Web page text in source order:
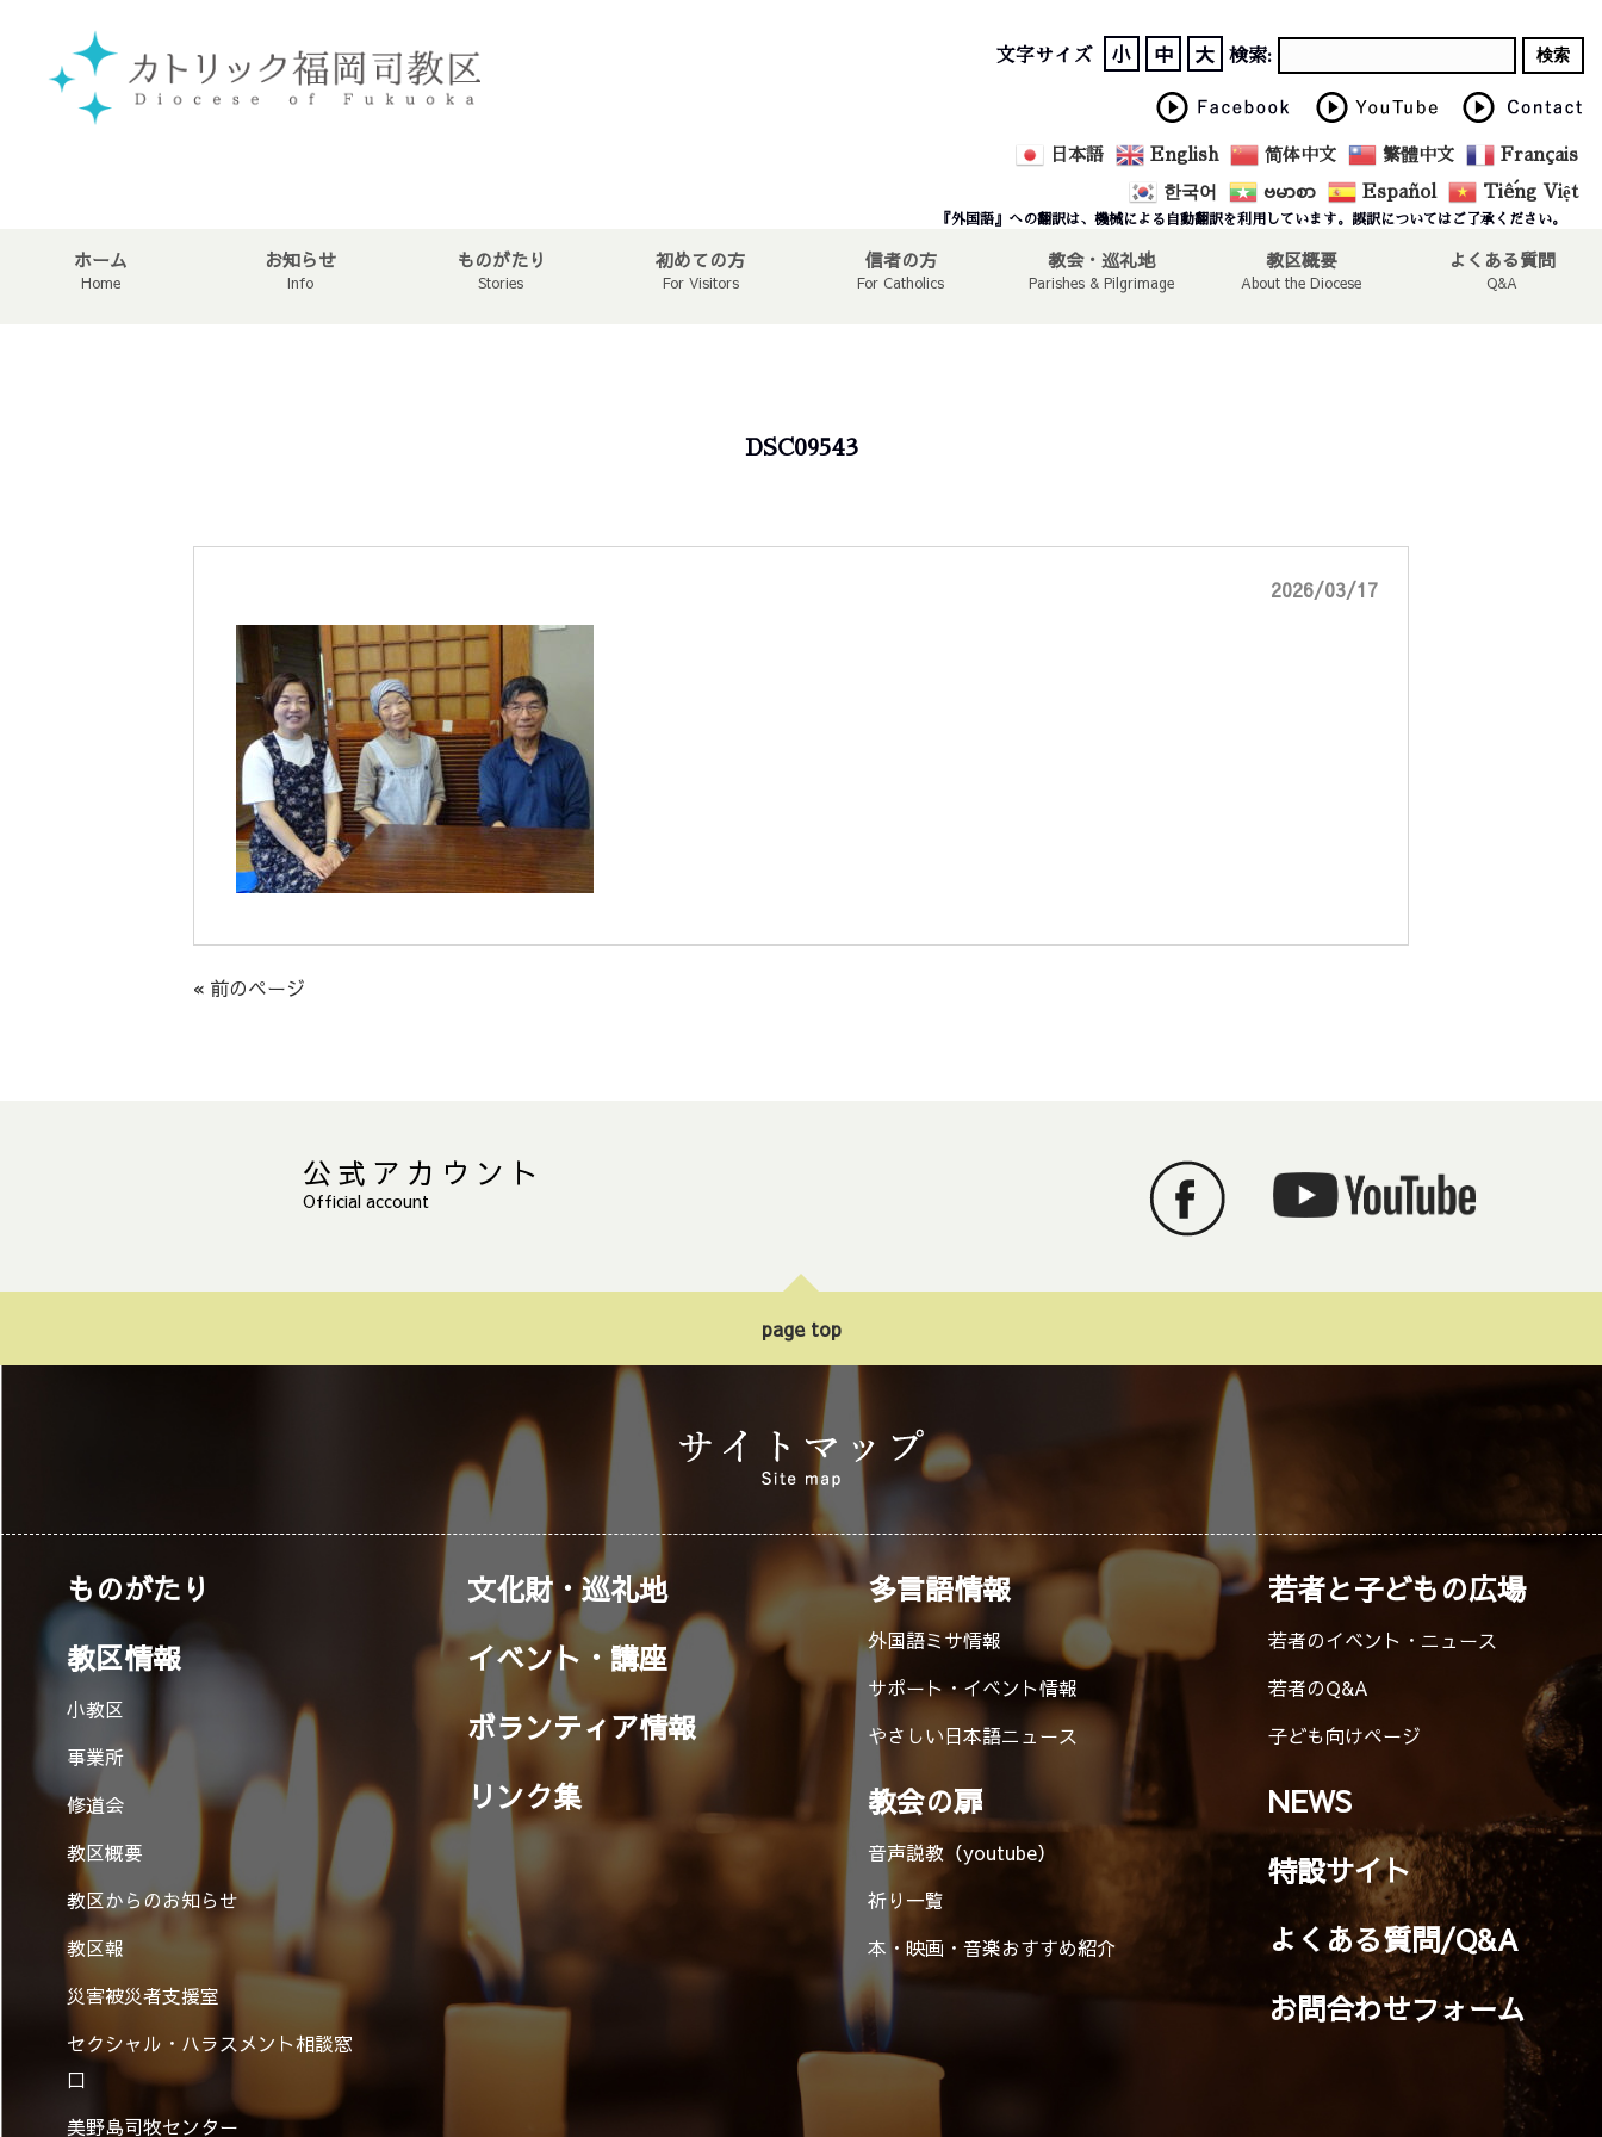
文字サイズ 小 中 大 検索:
日本語 English 简体中文 繁體中文 Français
한국어 ဗမာစာ Español Tiếng Việt
『外国語』への翻訳は、機械による自動翻訳を利用しています。誤訳についてはご了承ください。
ホーム
Home
お知らせ
Info
ものがたり
Stories
初めての方
For Visitors
信者の方
For Catholics
教会・巡礼地
Parishes & Pilgrimage
教区概要
About the Diocese
よくある質問
Q&A
DSC09543
2026/03/17
« 前のページ
公式アカウント
Official account
page top
ものがたり
教区情報
小教区
事業所
修道会
教区概要
教区からのお知らせ
教区報
災害被災者支援室
セクシャル・ハラスメント相談窓
口
美野島司牧センター
文化財・巡礼地
イベント・講座
ボランティア情報
リンク集
多言語情報
外国語ミサ情報
サポート・イベント情報
やさしい日本語ニュース
教会の扉
音声説教（youtube）
祈り一覧
本・映画・音楽おすすめ紹介
若者と子どもの広場
若者のイベント・ニュース
若者のQ&A
子ども向けページ
NEWS
特設サイト
よくある質問/Q&A
お問合わせフォーム